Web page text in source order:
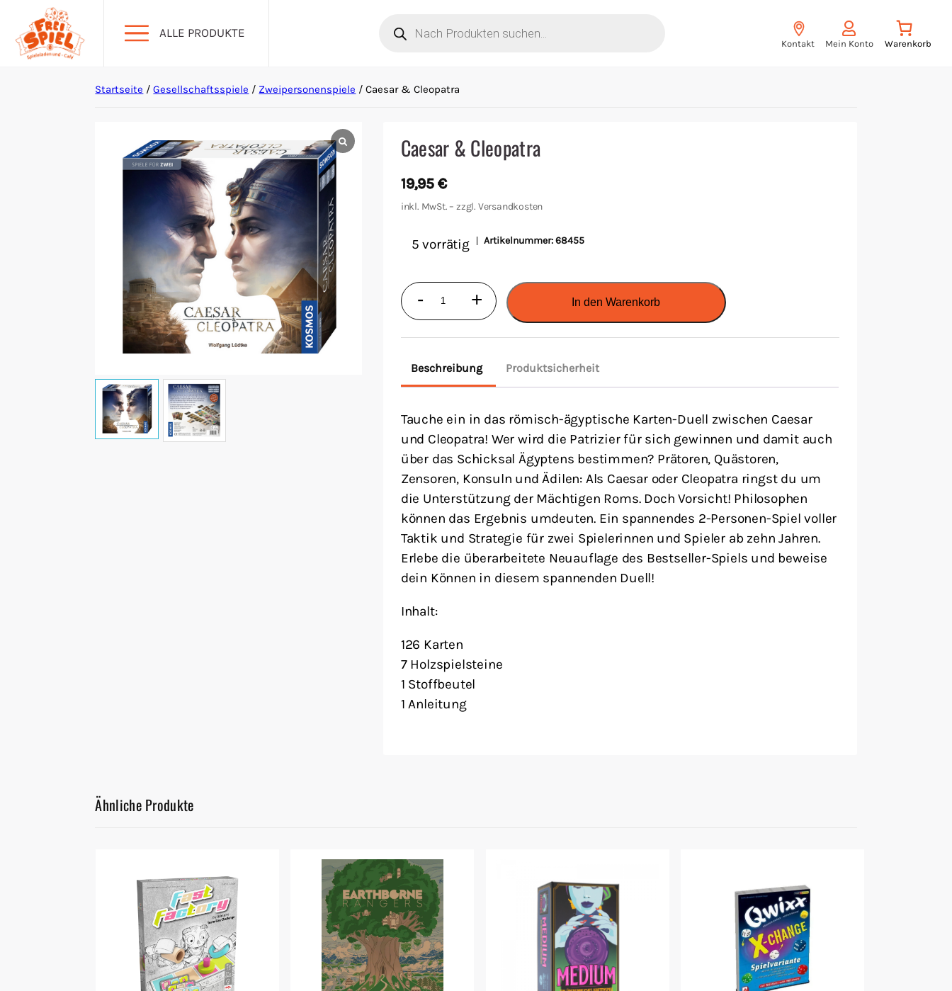
ALLE PRODUKTE
search
Kontakt Mein Konto
Sammelkartenspiele
Startseite /Gesellschaftsspiele / Zweipersonenspiele / Caesar & Cleopatra
Caesar & Cleopatra
19,95€
inkl. MwSt. – zzgl. Versandkosten
5 vorrätig Artikelnummer:68455
-
Caesar
Cleopatra
+ In den Warenkorb
Beschreibung Produktsicherheit
Tauche ein in das römisch-ägyptische Karten-Duell zwischen Caesar
und Cleopatra! Wer wird die Patrizier für sich gewinnen und damit auch
über das Schicksal Ägyptens bestimmen? Prätoren, Quästoren,
Zensoren, Konsuln und Ädilen: Als Caesar oder Cleopatra ringst du um
die Unterstützung der Mächtigen Roms. Doch Vorsicht! Philosophen
können das Ergebnis umdeuten. Ein spannendes 2-Personen-Spiel voller
Taktik und Strategie für zwei Spielerinnen und Spieler ab zehn Jahren.
Erlebe die überarbeitete Neuauflage des Bestseller-Spiels und beweise
dein Können in diesem spannenden Duell!
Inhalt:
126 Karten
7 Holzspielsteine
1 Stoffbeutel
1 Anleitung
Ähnliche Produkte